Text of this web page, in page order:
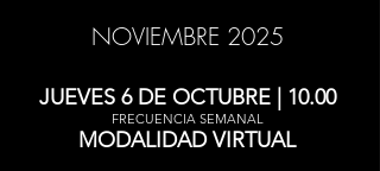
NOVIEMBRE 2025
JUEVES 6 DE OCTUBRE | 10.00
FRECUENCIA SEMANAL
MODALIDAD VIRTUAL